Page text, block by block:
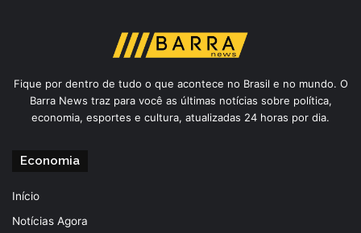
Fique por dentro de tudo o que acontece no Brasil e no mundo. O
Barra News traz para você as últimas notícias sobre política,
economia, esportes e cultura, atualizadas 24 horas por dia.
Economia
Início
Notícias Agora